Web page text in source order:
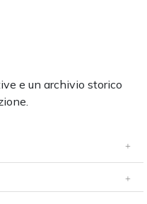
e un archivio storico